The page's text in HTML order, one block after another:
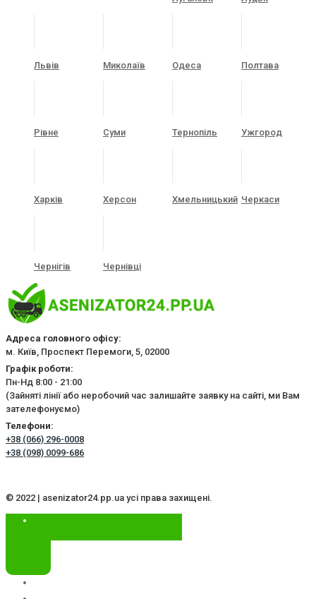
Львів Миколаїв Одеса Полтава
Рівне Суми Тернопіль Ужгород
Харків Херсон Хмельницький Черкаси
Чернігів Чернівці
Адреса головного офісу:
м. Київ, Проспект Перемоги, 5, 02000
Графік роботи:
Пн-Нд 8:00 - 21:00
(Зайняті лінії або неробочий час залишайте заявку на сайті, ми Вам
зателефонуємо)
Телефони:
+38 (066) 296-0008
+38 (098) 0099-686
© 2022 | asenizator24.pp.ua усі права захищені.